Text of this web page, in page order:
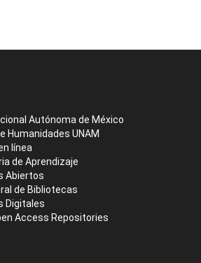
Autónoma de México
Humanidades UNAM
línea
de Aprendizaje
Abiertos
de Bibliotecas
Digitales
Access Repositories